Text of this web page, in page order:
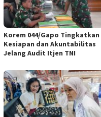
Korem 044/Gapo Tingkatkan
Kesiapan dan Akuntabilitas
Jelang Audit Itjen TNI